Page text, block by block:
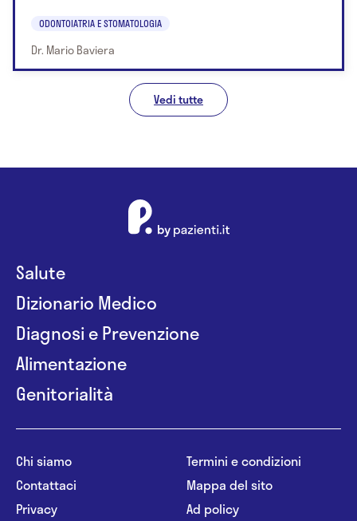
ODONTOIATRIA E STOMATOLOGIA
Dr. Mario Baviera
Vedi tutte
Salute
Dizionario Medico
Diagnosi e Prevenzione
Alimentazione
Genitorialità
Chi siamo
Contattaci
Privacy
Termini e condizioni
Mappa del sito
Ad policy